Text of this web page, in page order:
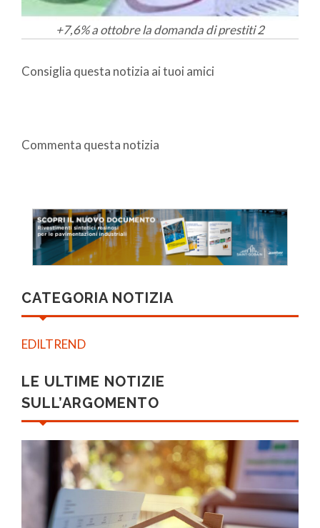
+7,6% a ottobre la domanda di prestiti 2
Consiglia questa notizia ai tuoi amici
Commenta questa notizia
CATEGORIA NOTIZIA
EDILTREND
LE ULTIME NOTIZIE
SULL’ARGOMENTO